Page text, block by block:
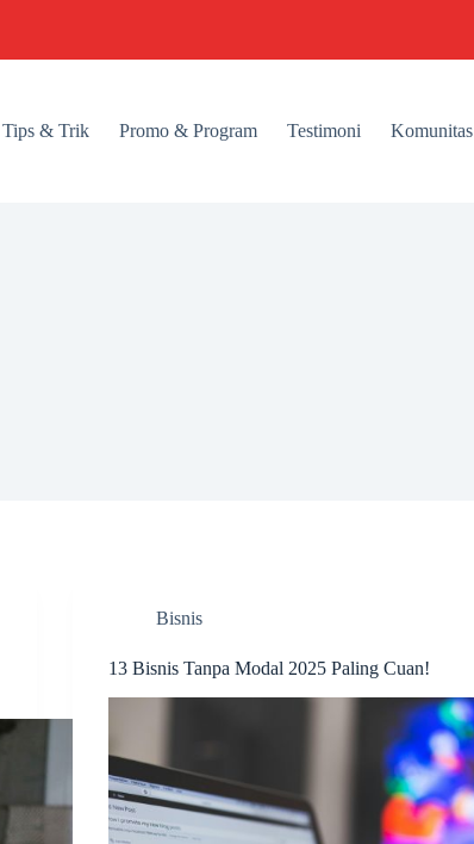
Tips & Trik Promo & Program Testimoni Komunitas
Bisnis
13 Bisnis Tanpa Modal 2025 Paling Cuan!